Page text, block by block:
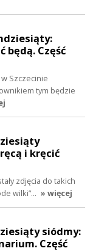
będą. Część
Szczecinie
tym będzie
i kręcić
zdjęcia do takich
wilki”… » więcej
siódmy:
Część